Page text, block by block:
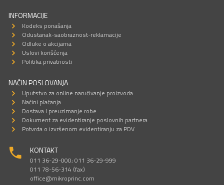
INFORMACIJE
Kodeks ponašanja
Odustanak-saobraznost-reklamacije
Odluke o akcijama
Uslovi korišćenja
Politika privatnosti
NAČIN POSLOVANJA
Uputstvo za online naručivanje proizvoda
Načini plaćanja
Dostava I preuzimanje robe
Dokument za evidentiranje poslovnih partnera
Potvrda o izvršenom evidentiranju za PDV
KONTAKT
011 36-29-000; 011 36-29-999
011 78-56-314 (fax)
office@mikroprinc.com